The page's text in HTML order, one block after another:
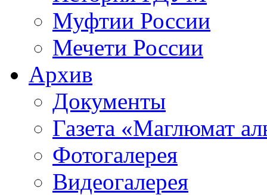
Муфтии России
Мечети России
Архив
Документы
Газета «Маглюмат
Фотогалерея
Видеогалерея